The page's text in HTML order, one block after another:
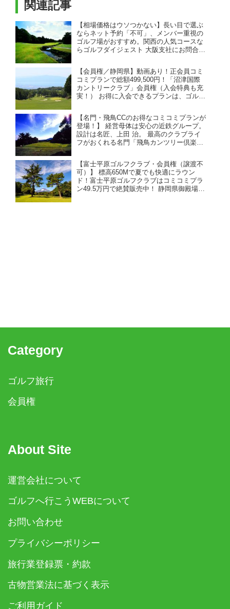
関連記事
【相場価格はウソつかない】長い目で選ぶ
ならネット予約「不可」、メンバー重視の
ゴルフ場がおすすめ。関西の人気コースな
らゴルフダイジェスト 大阪支社にお問合せ
【会員権／静岡県】動画あり！正会員コミ
コミプランで総額499,500円！「沼津国際
カントリークラブ」会員権（入会特典も充
実！） お得に入会できるプランは、ゴルフ
【名門・飛鳥CCのお得なコミコミプランが
登場！】 経営母体は安心の近鉄グループ。
設計は名匠、上田 治。 最高のクラブライ
フがおくれる名門「飛鳥カンツリー倶楽
スが充実、電車でも行きやすい。
【富士平原ゴルフクラブ・会員権（譲渡不
可）】 標高650Mで夏でも快適にラウン
ド！富士平原ゴルフクラブはコミコミプラ
ン49.5万円で絶賛販売中！ 静岡県御殿場
Category
ゴルフ旅行
会員権
About Site
運営会社について
ゴルフへ行こうWEBについて
お問い合わせ
プライバシーポリシー
旅行業登録票・約款
古物営業法に基づく表示
ご利用ガイド